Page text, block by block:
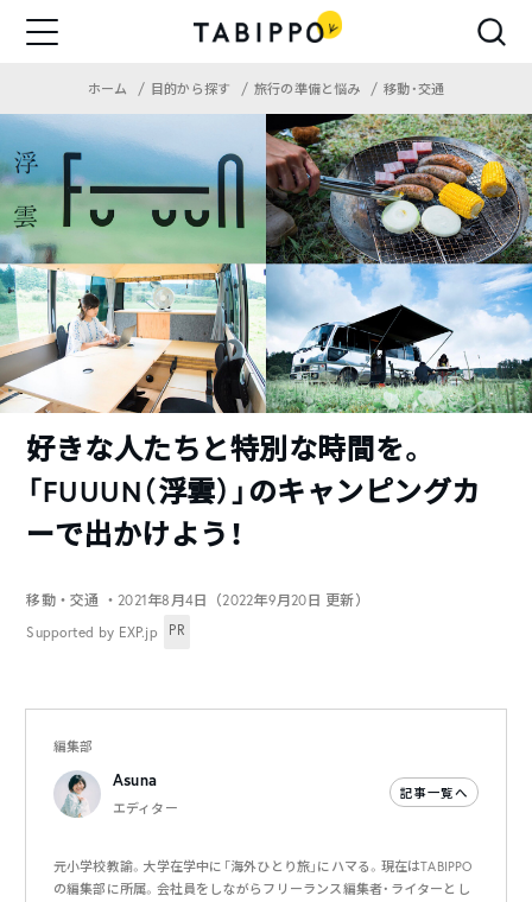
ホーム 目的から探す 旅行の準備と悩み 移動・交通
好きな人たちと特別な時間を。
「FUUUN（浮雲）」のキャンピングカ
ーで出かけよう！
移動・交通 ・2021年8月4日（2022年9月20日 更新）
Supported by EXP.jp
PR
編集部
Asuna
エディター
記事一覧へ
元小学校教諭。大学在学中に「海外ひとり旅」にハマる。現在はTABIPPO
の編集部に所属。会社員をしながらフリーランス編集者・ライターとし